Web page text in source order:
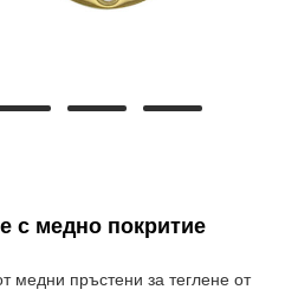
с медно покритие
медни пръстени за теглене от